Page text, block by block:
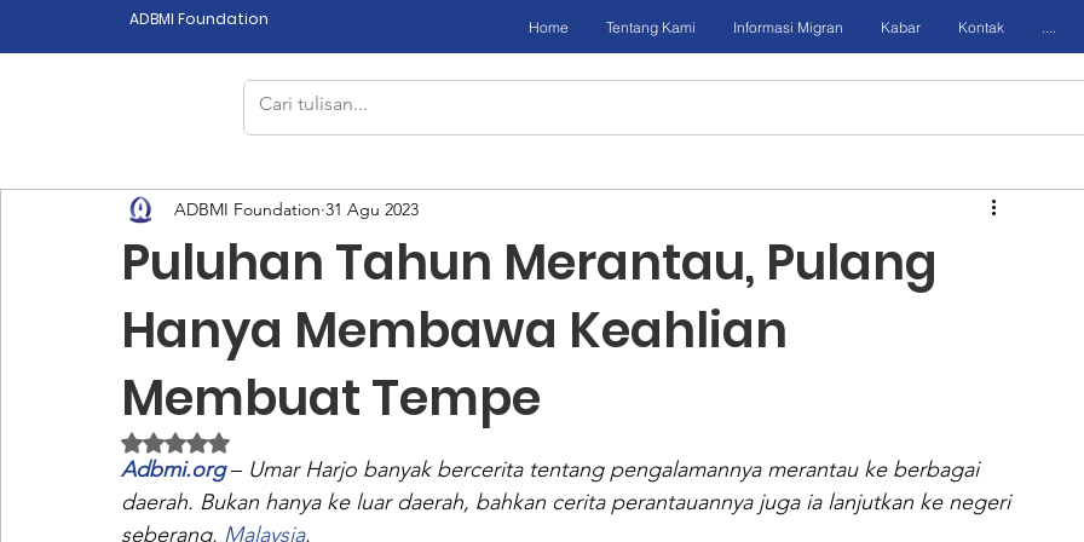
ADBMI Foundation Home Tentang Kami Informasi Migran Kabar Kontak ....
Puluhan Tahun Merantau, Pulang
Hanya Membawa Keahlian
Membuat Tempe
ADBMI Foundation 31 Agu 2023
Dinilai NaN dari 5 bintang.
Adbmi.org – Umar Harjo banyak bercerita tentang pengalamannya merantau ke berbagai
daerah. Bukan hanya ke luar daerah, bahkan cerita perantauannya juga ia lanjutkan ke negeri
seberang, Malaysia.